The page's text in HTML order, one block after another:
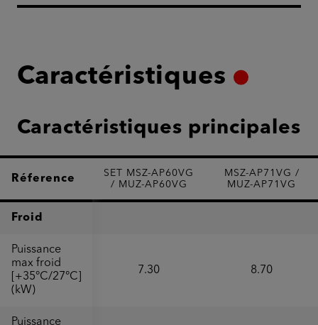
Caractéristiques
Caractéristiques principales
Réference
SET MSZ-AP60VG
/ MUZ-AP60VG
MSZ-AP71VG /
MUZ-AP71VG
Froid
Puissance
max froid
[+35°C/27°C]
(kW)
Puissance
7.30 8.70